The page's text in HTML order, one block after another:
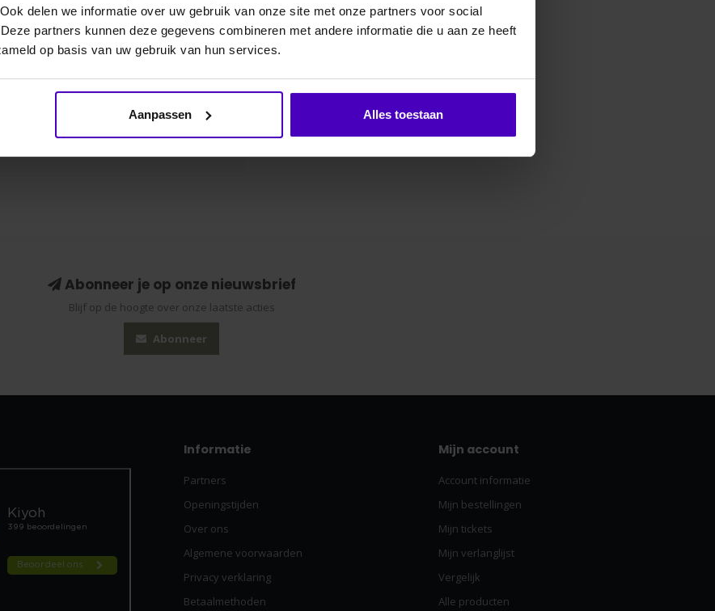
delen we informatie over uw gebruik van onze site met onze partners voor social
partners kunnen deze gegevens combineren met andere informatie die u aan ze heeft
op basis van uw gebruik van hun services.
Aanpassen Alles toestaan
Abonneer je op onze nieuwsbrief
Blijf op de hoogte over onze laatste acties
Abonneer
Informatie
Partners
Openingstijden
Over ons
Algemene voorwaarden
Privacy verklaring
Betaalmethoden
Mijn account
Account informatie
Mijn bestellingen
Mijn tickets
Mijn verlanglijst
Vergelijk
Alle producten